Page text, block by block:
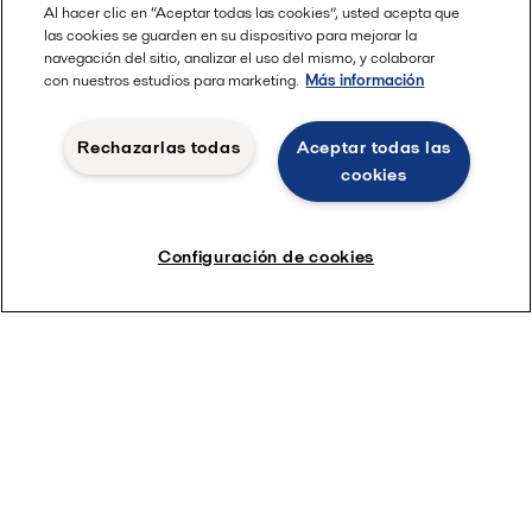
Al hacer clic en “Aceptar todas las cookies”, usted acepta que
las cookies se guarden en su dispositivo para mejorar la
navegación del sitio, analizar el uso del mismo, y colaborar
con nuestros estudios para marketing. Más información
Aceptar todas las
cookies
Rechazarlas todas
Configuración de cookies